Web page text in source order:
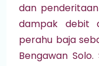
dan
dampak debit
perahu baja
Bengawan